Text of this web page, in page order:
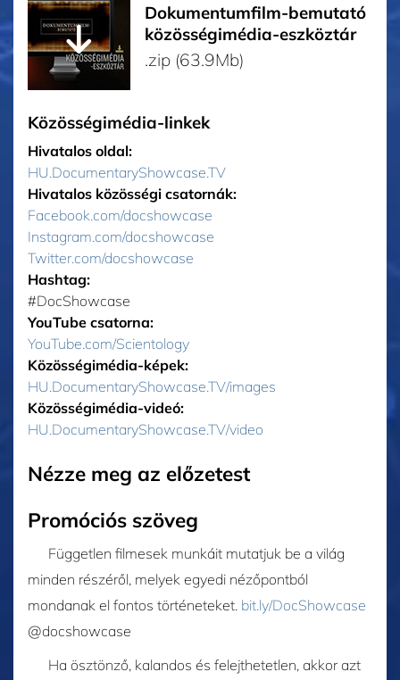
Dokumentumfilm-bemutató
közösségimédia-eszköztár
.zip (63.9Mb)
Közösségimédia-linkek
Hivatalos oldal:
HU.DocumentaryShowcase.TV
Hivatalos közösségi csatornák:
Facebook.com/docshowcase
Instagram.com/docshowcase
Twitter.com/docshowcase
Hashtag:
‎#DocShowcase
YouTube csatorna:
YouTube.com/Scientology
Közösségimédia-képek:
HU.DocumentaryShowcase.TV/images
Közösségimédia-videó:
HU.DocumentaryShowcase.TV/video
Nézze meg az előzetest
Promóciós szöveg
Független filmesek munkáit mutatjuk be a világ
minden részéről, melyek egyedi nézőpontból
mondanak el fontos történeteket. ‎ bit.ly/DocShowcase
‎@docshowcase
Ha ösztönző, kalandos és felejthetetlen, akkor azt